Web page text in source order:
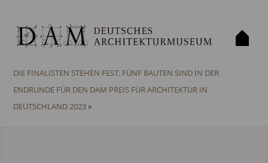
DIE FINALISTEN STEHEN FEST: FÜNF BAUTEN SIND IN DER
ENDRUNDE FÜR DEN DAM PREIS FÜR ARCHITEKTUR IN
DEUTSCHLAND 2023»